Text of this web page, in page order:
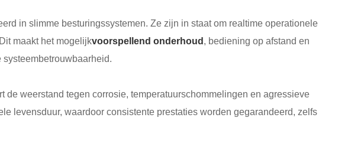
in slimme besturingssystemen. Ze zijn in staat om realtime operationele
maakt het mogelijkvoorspellend onderhoud , bediening op afstand en
weerstand tegen corrosie, temperatuurschommelingen en agressieve
levensduur, waardoor consistente prestaties worden gegarandeerd, zelfs